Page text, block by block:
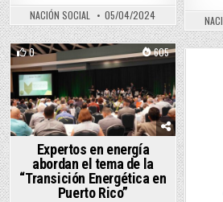
NACIÓN SOCIAL 05/04/2024
0 605
Posted in
Expertos en energía
abordan el tema de la
“Transición Energética en
Puerto Rico”